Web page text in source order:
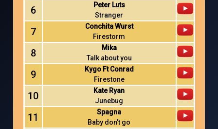
6
Peter Luts
Stranger
7
Conchita Wurst
Firestorm
8
Mika
Talk about you
9
Kygo Ft Conrad
Firestone
10
Kate Ryan
Junebug
11
Spagna
Baby don’t go